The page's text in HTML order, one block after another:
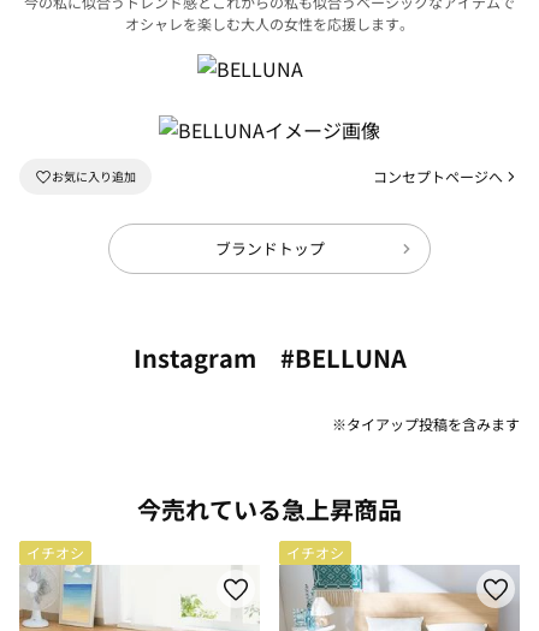
オシャレを楽しむ大人の女性を応援します。
コンセプトページへ
ブランドトップ
Instagram #BELLUNA
※タイアップ投稿を含みます
今売れている急上昇商品
イチオシ イチオシ